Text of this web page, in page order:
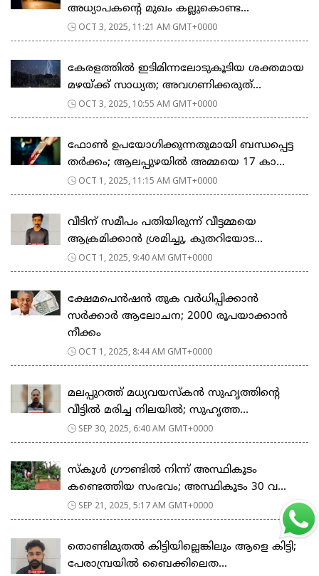
അധ്യാപകന്റെ മുഖം കല്ലുകൊണ്ട...
OCT 3, 2025, 11:21 AM GMT+0000
കേരളത്തില്‍ ഇടിമിന്നലോടുകൂടിയ ശക്തമായ
മഴയ്ക്ക് സാധ്യത; അവഗണിക്കരുത്...
OCT 3, 2025, 10:55 AM GMT+0000
ഫോൺ ഉപയോഗിക്കുന്നതുമായി ബന്ധപ്പെട്ട
തർക്കം; ആലപ്പുഴയിൽ അമ്മയെ 17 കാ...
OCT 1, 2025, 11:15 AM GMT+0000
വീടിന് സമീപം പതിയിരുന്ന് വീട്ടമ്മയെ
ആക്രമിക്കാൻ ശ്രമിച്ചു, കുതറിയോട...
OCT 1, 2025, 9:40 AM GMT+0000
ക്ഷേമപെൻഷൻ തുക വർധിപ്പിക്കാൻ
സർക്കാർ ആലോചന; 2000 രൂപയാക്കാൻ
നീക്കം
OCT 1, 2025, 8:44 AM GMT+0000
മലപ്പുറത്ത് മധ്യവയസ്കൻ സുഹൃത്തിന്‍റെ
വീട്ടിൽ മരിച്ച നിലയിൽ; സുഹൃത്ത...
SEP 30, 2025, 6:40 AM GMT+0000
സ്കൂള്‍ ഗ്രൗണ്ടിൽ നിന്ന് അസ്ഥികൂടം
കണ്ടെത്തിയ സംഭവം; അസ്ഥികൂടം 30 വ...
SEP 21, 2025, 5:17 AM GMT+0000
തൊണ്ടിമുതല്‍ കിട്ടിയില്ലെങ്കിലും ആളെ കിട്ടി;
പേരാമ്പ്രയിൽ ബൈക്കിലെത...